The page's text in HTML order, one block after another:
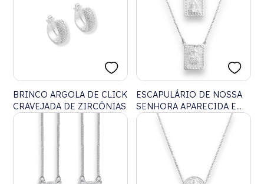
BRINCO ARGOLA DE CLICK
CRAVEJADA DE ZIRCÔNIAS
ESCAPULÁRIO DE NOSSA
SENHORA APARECIDA E
SAGRADO CORAÇÃO DE
JESUS COM BORDAS
TRABALHADAS – 70CM